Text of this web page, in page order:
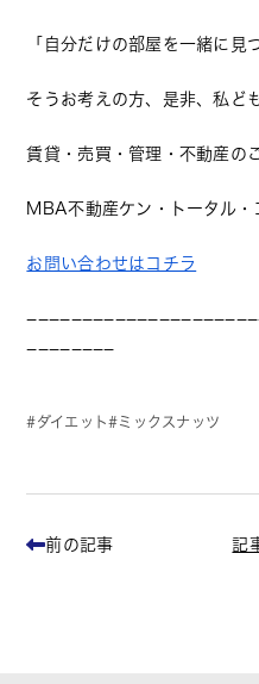
「自分だけの部屋を一緒に見
そうお考えの方、是非、私ど
賃貸・売買・管理・不動産の
MBA不動産ケン・トータル・
お問い合わせはコチラ
−−−−−−−−
ダイエット ミックスナッツ
前の記事 記